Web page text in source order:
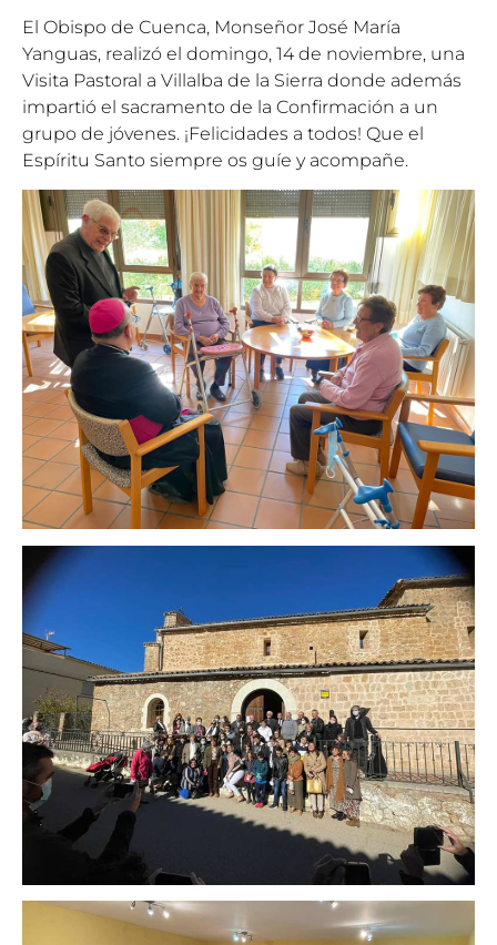
El Obispo de Cuenca, Monseñor José María
Yanguas, realizó el domingo, 14 de noviembre, una
Visita Pastoral a Villalba de la Sierra donde además
impartió el sacramento de la Confirmación a un
grupo de jóvenes. ¡Felicidades a todos! Que el
Espíritu Santo siempre os guíe y acompañe.